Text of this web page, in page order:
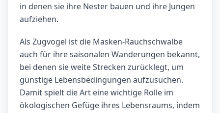
in denen sie ihre Nester bauen und ihre Jungen
aufziehen.
Als Zugvogel ist die Masken-Rauchschwalbe
auch für ihre saisonalen Wanderungen bekannt,
bei denen sie weite Strecken zurücklegt, um
günstige Lebensbedingungen aufzusuchen.
Damit spielt die Art eine wichtige Rolle im
ökologischen Gefüge ihres Lebensraums, indem